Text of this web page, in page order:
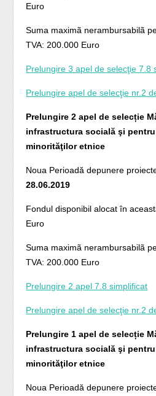
Euro
Suma maximã nerambursabilã
TVA: 200.000 Euro
Prelungire 3 apel de selecţie 7.8
Prelungire apel de selecţie nr.2
Prelungire 2 apel de selecție
infrastructura socială şi
minorităţilor etnice
Noua Perioadă depunere
28.06.2019
Fondul disponibil alocat în
Euro
Suma maximã nerambursabilã
TVA: 200.000 Euro
Prelungire 2 apel 7.8 simplificat
Prelungire apel de selecţie nr.2
Prelungire 1 apel de selecție
infrastructura socială şi
minorităţilor etnice
Noua Perioadă depunere